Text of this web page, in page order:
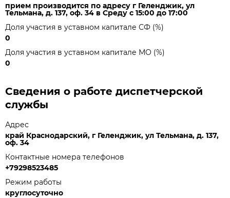
прием производится по адресу г Геленджик, ул
Тельмана, д. 137, оф. 34 в Среду с 15:00 до 17:00
Доля участия в уставном капитале СФ (%)
0
Доля участия в уставном капитале МО (%)
0
Сведения о работе диспетчерской
службы
Адрес
край Краснодарский, г Геленджик, ул Тельмана, д. 137,
оф. 34
Контактные номера телефонов
+79298523485
Режим работы
круглосуточно